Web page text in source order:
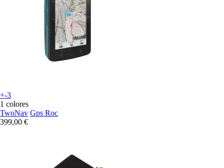
+-3
1 colores
TwoNav Gps Roc
399,00 €